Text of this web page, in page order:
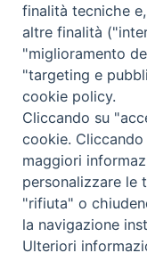
Copyright 2026 ©
finalità tecniche
altre finalità
"miglioramento
"targeting e
cookie policy.
Cliccando su
cookie.
maggiori
personalizzare le
"rifiuta" o
la navigazione
Ulteriori